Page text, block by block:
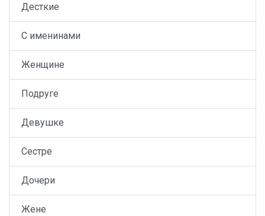
Десткие
С именинами
Женщине
Подруге
Девушке
Сестре
Дочери
Жене